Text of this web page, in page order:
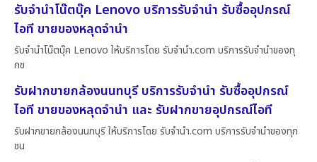
รับจำนำโน๊ตบุ๊ค Lenovo บริการรับจำนำ รับซื้ออุปกรณ์
ไอที ขายของหลุดจำนำ
รับจำนำโน๊ตบุ๊ค Lenovo ให้บริการโดย รับจํานํา.com บริการรับจำนำของทุ
กช
รับฝากขายกล้องนนทบุรี บริการรับจำนำ รับซื้ออุปกรณ์
ไอที ขายของหลุดจำนำ และ รับฝากขายอุปกรณ์ไอที
รับฝากขายกล้องนนทบุรี ให้บริการโดย รับจํานํา.com บริการรับจำนำของทุก
ชน